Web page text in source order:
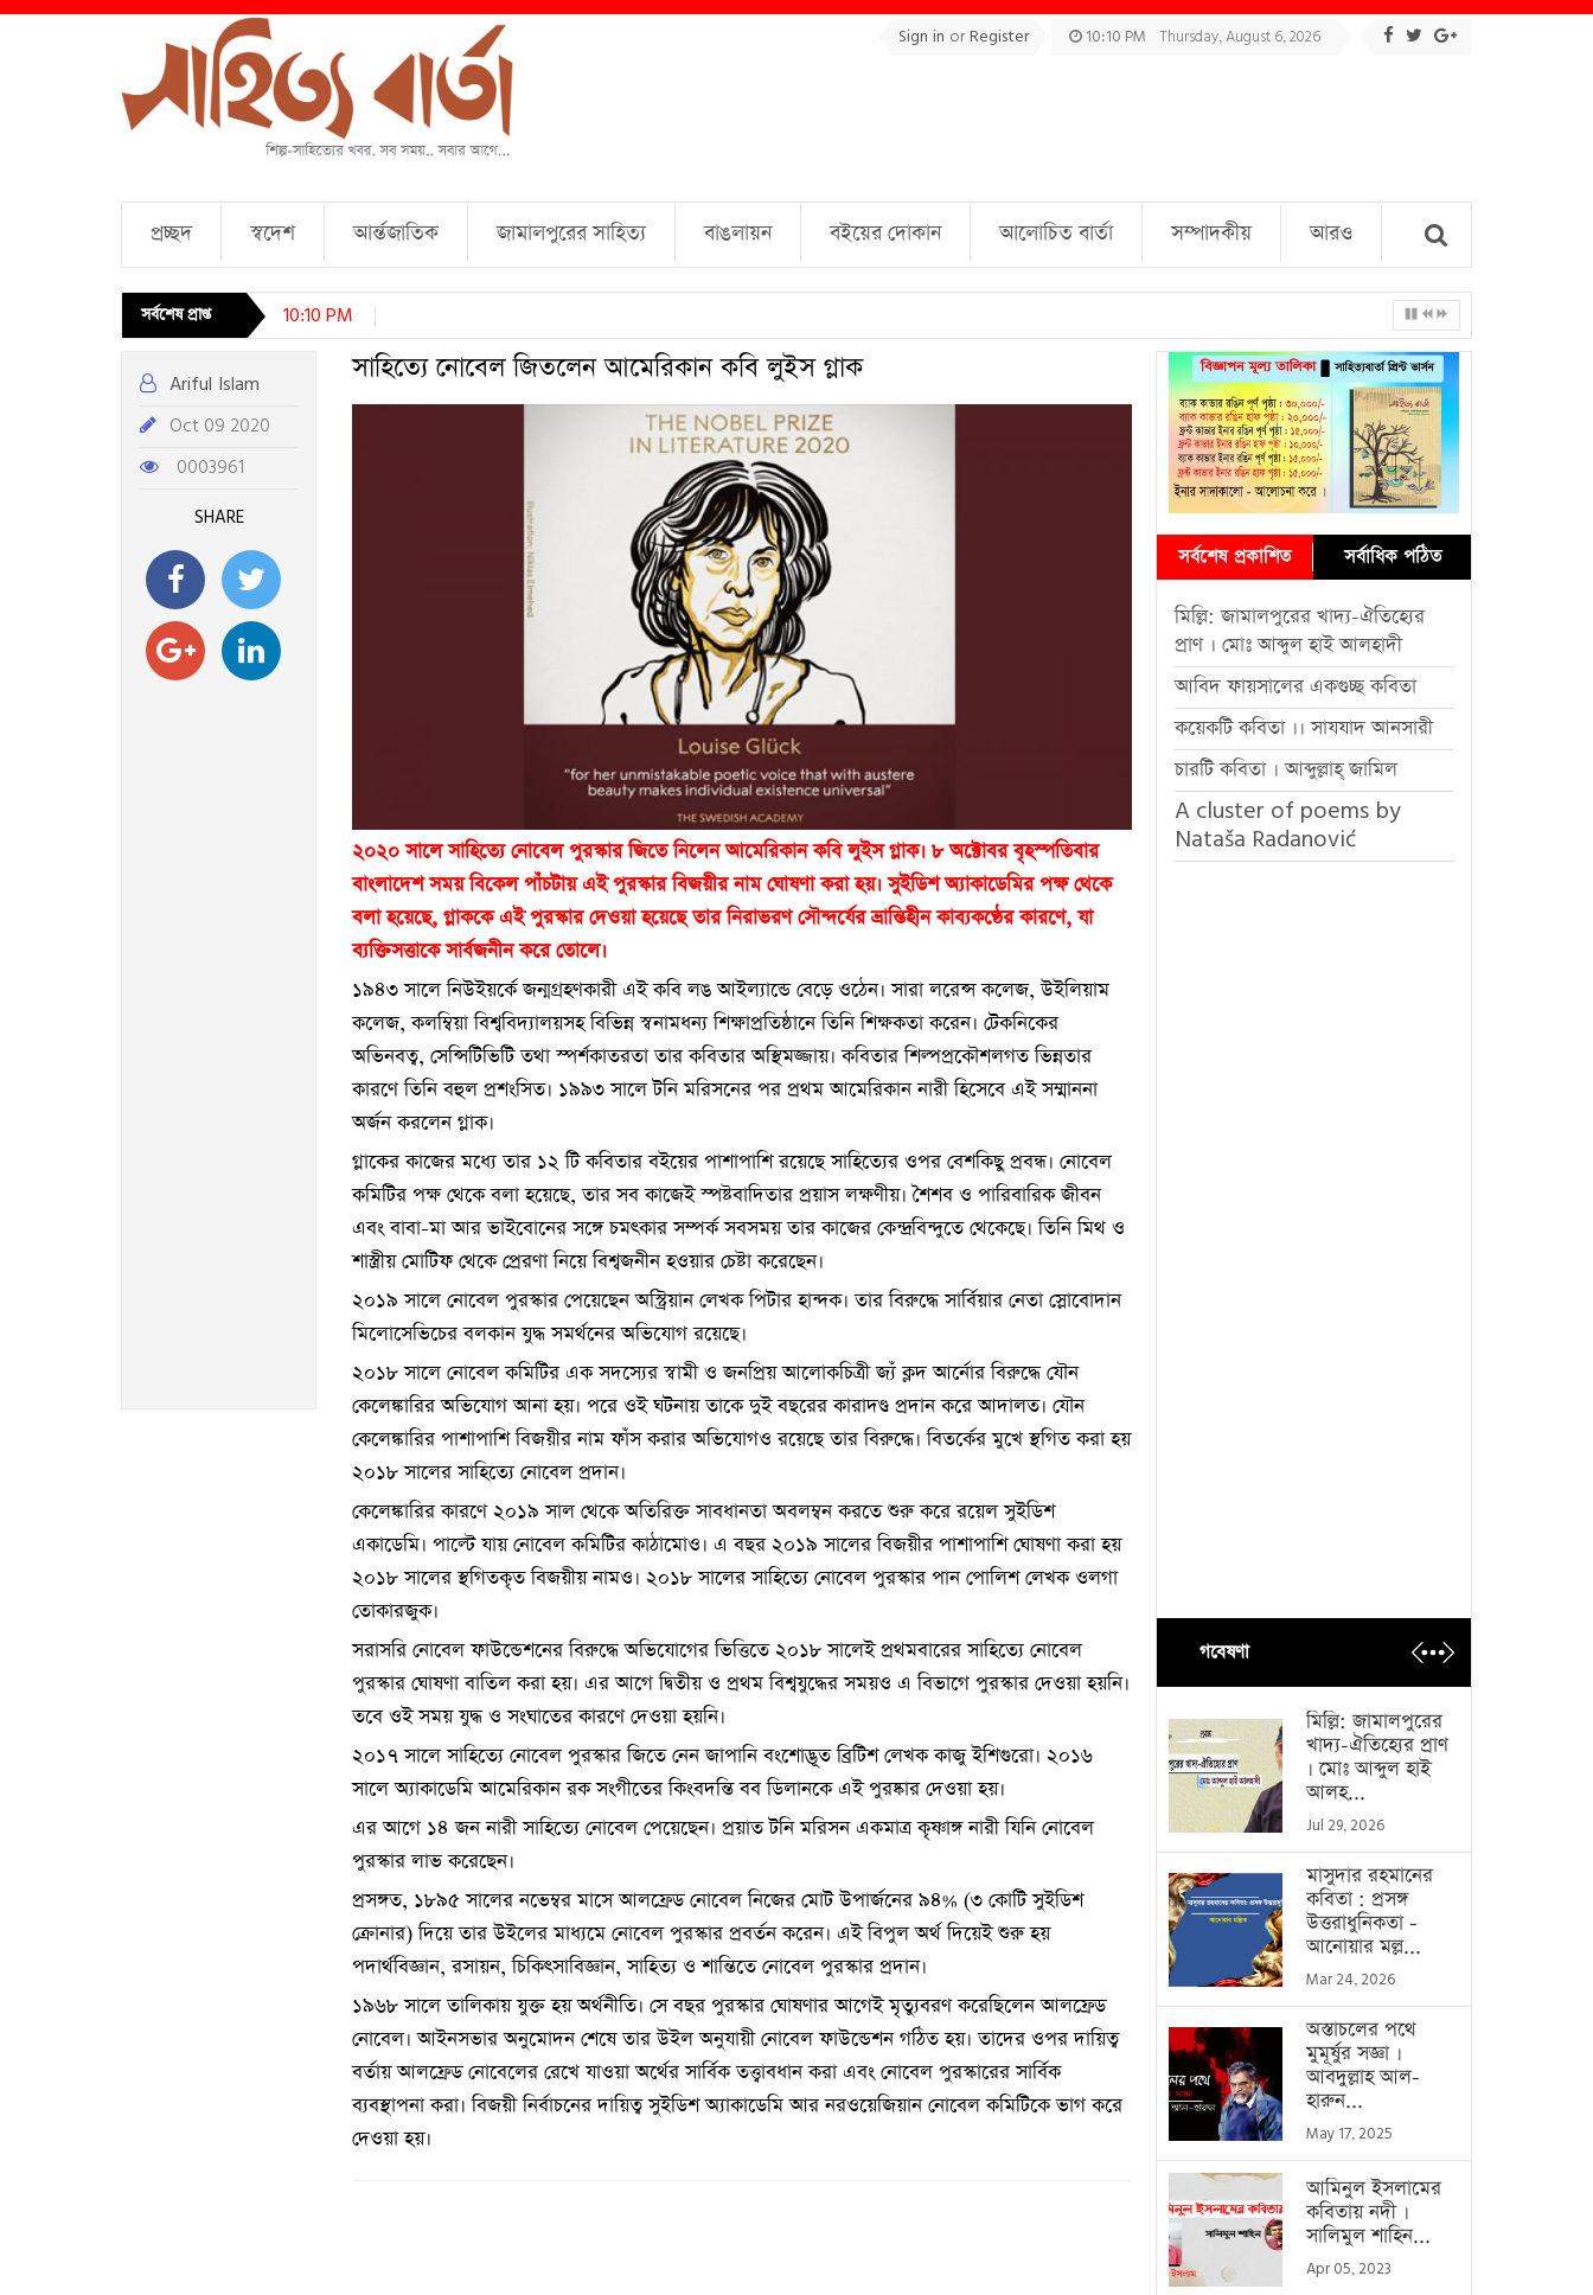
Sign in orRegister 10:10 PM Thursday, August 6, 2026
প্রচ্ছদ স্বদেশ আর্ন্তজাতিক জামালপুরের সাহিত্য বাঙলায়ন বইয়ের দোকান আলোচিত বার্তা সম্পাদকীয় আরও
সর্বশেষ প্রাপ্ত 10:10 PM
Ariful Islam
Oct 09 2020
0003961
SHARE
সাহিত্যে নোবেল জিতলেন আমেরিকান কবি লুইস গ্লাক
২০২০ সালে সাহিত্যে নোবেল পুরস্কার জিতে নিলেন আমেরিকান কবি লুইস গ্লাক। ৮ অক্টোবর বৃহস্পতিবার
বাংলাদেশ সময় বিকেল পাঁচটায় এই পুরস্কার বিজয়ীর নাম ঘোষণা করা হয়। সুইডিশ অ্যাকাডেমির পক্ষ থেকে
বলা হয়েছে, গ্লাককে এই পুরস্কার দেওয়া হয়েছে তার নিরাভরণ সৌন্দর্যের ভ্রান্তিহীন কাব্যকণ্ঠের কারণে, যা
ব্যক্তিসত্তাকে সার্বজনীন করে তোলে।
১৯৪৩ সালে নিউইয়র্কে জন্মগ্রহণকারী এই কবি লঙ আইল্যান্ডে বেড়ে ওঠেন। সারা লরেন্স কলেজ, উইলিয়াম
কলেজ, কলম্বিয়া বিশ্ববিদ্যালয়সহ বিভিন্ন স্বনামধন্য শিক্ষাপ্রতিষ্ঠানে তিনি শিক্ষকতা করেন। টেকনিকের
অভিনবত্ব, সেন্সিটিভিটি তথা স্পর্শকাতরতা তার কবিতার অস্থিমজ্জায়। কবিতার শিল্পপ্রকৌশলগত ভিন্নতার
কারণে তিনি বহুল প্রশংসিত। ১৯৯৩ সালে টনি মরিসনের পর প্রথম আমেরিকান নারী হিসেবে এই সম্মাননা
অর্জন করলেন গ্লাক।
গ্লাকের কাজের মধ্যে তার ১২ টি কবিতার বইয়ের পাশাপাশি রয়েছে সাহিত্যের ওপর বেশকিছু প্রবন্ধ। নোবেল
কমিটির পক্ষ থেকে বলা হয়েছে, তার সব কাজেই স্পষ্টবাদিতার প্রয়াস লক্ষণীয়। শৈশব ও পারিবারিক জীবন
এবং বাবা-মা আর ভাইবোনের সঙ্গে চমৎকার সম্পর্ক সবসময় তার কাজের কেন্দ্রবিন্দুতে থেকেছে। তিনি মিথ ও
শাস্ত্রীয় মোটিফ থেকে প্রেরণা নিয়ে বিশ্বজনীন হওয়ার চেষ্টা করেছেন।
২০১৯ সালে নোবেল পুরস্কার পেয়েছেন অস্ট্রিয়ান লেখক পিটার হান্দক। তার বিরুদ্ধে সার্বিয়ার নেতা স্লোবোদান
মিলোসেভিচের বলকান যুদ্ধ সমর্থনের অভিযোগ রয়েছে।
২০১৮ সালে নোবেল কমিটির এক সদস্যের স্বামী ও জনপ্রিয় আলোকচিত্রী জ্যঁ ক্লদ আর্নোর বিরুদ্ধে যৌন
কেলেঙ্কারির অভিযোগ আনা হয়। পরে ওই ঘটনায় তাকে দুই বছরের কারাদণ্ড প্রদান করে আদালত। যৌন
কেলেঙ্কারির পাশাপাশি বিজয়ীর নাম ফাঁস করার অভিযোগও রয়েছে তার বিরুদ্ধে। বিতর্কের মুখে স্থগিত করা হয়
২০১৮ সালের সাহিত্যে নোবেল প্রদান।
কেলেঙ্কারির কারণে ২০১৯ সাল থেকে অতিরিক্ত সাবধানতা অবলম্বন করতে শুরু করে রয়েল সুইডিশ
একাডেমি। পাল্টে যায় নোবেল কমিটির কাঠামোও। এ বছর ২০১৯ সালের বিজয়ীর পাশাপাশি ঘোষণা করা হয়
২০১৮ সালের স্থগিতকৃত বিজয়ীয় নামও। ২০১৮ সালের সাহিত্যে নোবেল পুরস্কার পান পোলিশ লেখক ওলগা
তোকারজুক।
সরাসরি নোবেল ফাউন্ডেশনের বিরুদ্ধে অভিযোগের ভিত্তিতে ২০১৮ সালেই প্রথমবারের সাহিত্যে নোবেল
পুরস্কার ঘোষণা বাতিল করা হয়। এর আগে দ্বিতীয় ও প্রথম বিশ্বযুদ্ধের সময়ও এ বিভাগে পুরস্কার দেওয়া হয়নি।
তবে ওই সময় যুদ্ধ ও সংঘাতের কারণে দেওয়া হয়নি।
২০১৭ সালে সাহিত্যে নোবেল পুরস্কার জিতে নেন জাপানি বংশোদ্ভূত ব্রিটিশ লেখক কাজু ইশিগুরো। ২০১৬
সালে অ্যাকাডেমি আমেরিকান রক সংগীতের কিংবদন্তি বব ডিলানকে এই পুরষ্কার দেওয়া হয়।
এর আগে ১৪ জন নারী সাহিত্যে নোবেল পেয়েছেন। প্রয়াত টনি মরিসন একমাত্র কৃষ্ণাঙ্গ নারী যিনি নোবেল
পুরস্কার লাভ করেছেন।
প্রসঙ্গত, ১৮৯৫ সালের নভেম্বর মাসে আলফ্রেড নোবেল নিজের মোট উপার্জনের ৯৪% (৩ কোটি সুইডিশ
ক্রোনার) দিয়ে তার উইলের মাধ্যমে নোবেল পুরস্কার প্রবর্তন করেন। এই বিপুল অর্থ দিয়েই শুরু হয়
পদার্থবিজ্ঞান, রসায়ন, চিকিৎসাবিজ্ঞান, সাহিত্য ও শান্তিতে নোবেল পুরস্কার প্রদান।
১৯৬৮ সালে তালিকায় যুক্ত হয় অর্থনীতি। সে বছর পুরস্কার ঘোষণার আগেই মৃত্যুবরণ করেছিলেন আলফ্রেড
নোবেল। আইনসভার অনুমোদন শেষে তার উইল অনুযায়ী নোবেল ফাউন্ডেশন গঠিত হয়। তাদের ওপর দায়িত্ব
বর্তায় আলফ্রেড নোবেলের রেখে যাওয়া অর্থের সার্বিক তত্ত্বাবধান করা এবং নোবেল পুরস্কারের সার্বিক
ব্যবস্থাপনা করা। বিজয়ী নির্বাচনের দায়িত্ব সুইডিশ অ্যাকাডেমি আর নরওয়েজিয়ান নোবেল কমিটিকে ভাগ করে
দেওয়া হয়।
সর্বশেষ প্রকাশিত সর্বাধিক পঠিত
মিল্লি: জামালপুরের খাদ্য-ঐতিহ্যের
প্রাণ । মোঃ আব্দুল হাই আলহাদী
আবিদ ফায়সালের একগুচ্ছ কবিতা
কয়েকটি কবিতা ।। সাযযাদ আনসারী
চারটি কবিতা । আব্দুল্লাহ্ জামিল
A cluster of poems by
Nataša Radanović
গবেষণা
মিল্লি: জামালপুরের
খাদ্য-ঐতিহ্যের প্রাণ
। মোঃ আব্দুল হাই
আলহ...
Jul 29, 2026
মাসুদার রহমানের
কবিতা : প্রসঙ্গ
উত্তরাধুনিকতা -
আনোয়ার মল্ল...
Mar 24, 2026
অস্তাচলের পথে
মুমূর্ষুর সজ্ঞা ।
আবদুল্লাহ আল-
হারুন...
May 17, 2025
আমিনুল ইসলামের
কবিতায় নদী ।
সালিমুল শাহিন...
Apr 05, 2023